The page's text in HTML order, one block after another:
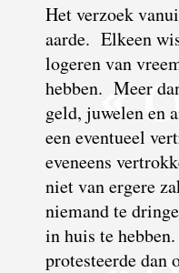
Het verzoek
aarde. Elkeen
logeren van
hebben. Meer
geld, juwelen en
een eventueel
eveneens
niet van ergere
niemand te
in huis te
protesteerde dan